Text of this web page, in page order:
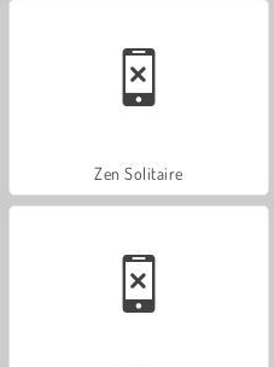
Zen Solitaire